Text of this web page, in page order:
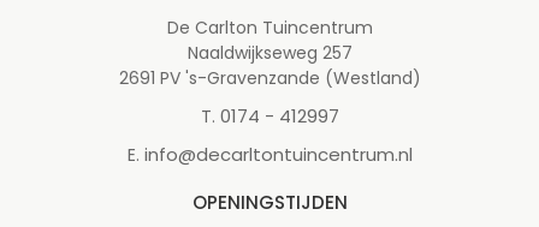
De Carlton Tuincentrum
Naaldwijkseweg 257
2691 PV 's-Gravenzande (Westland)
T. 0174 - 412997
E. info@decarltontuincentrum.nl
OPENINGSTIJDEN